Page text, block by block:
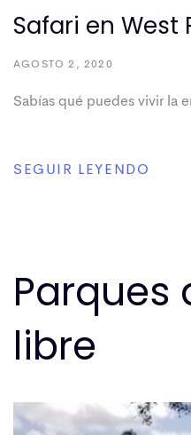
Safari en West
AGOSTO 2, 2020
Sabías qué puedes vivir la
SEGUIR LEYENDO
Parques
libre